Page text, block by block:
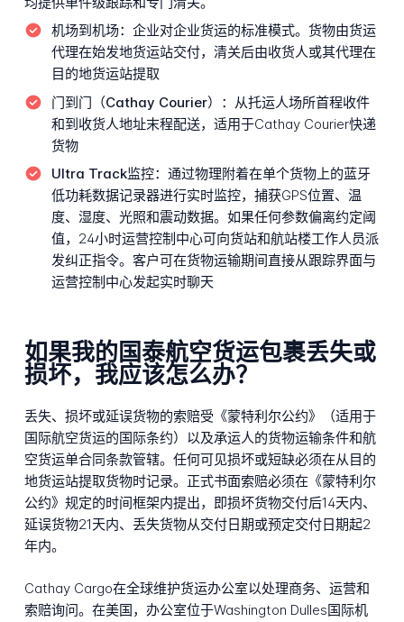
机场到机场： 企业对企业货运的标准模式。货物由货运
代理在始发地货运站交付，清关后由收货人或其代理在
目的地货运站提取
门到门（Cathay Courier）： 从托运人场所首程收件
和到收货人地址末程配送，适用于Cathay Courier快递
货物
Ultra Track监控： 通过物理附着在单个货物上的蓝牙
低功耗数据记录器进行实时监控，捕获GPS位置、温
度、湿度、光照和震动数据。如果任何参数偏离约定阈
值，24小时运营控制中心可向货站和航站楼工作人员派
发纠正指令。客户可在货物运输期间直接从跟踪界面与
运营控制中心发起实时聊天
如果我的国泰航空货运包裹丢失或
损坏，我应该怎么办？
丢失、损坏或延误货物的索赔受《蒙特利尔公约》（适用于
国际航空货运的国际条约）以及承运人的货物运输条件和航
空货运单合同条款管辖。任何可见损坏或短缺必须在从目的
地货运站提取货物时记录。正式书面索赔必须在《蒙特利尔
公约》规定的时间框架内提出，即损坏货物交付后14天内、
延误货物21天内、丢失货物从交付日期或预定交付日期起2
年内。
Cathay Cargo在全球维护货运办公室以处理商务、运营和
索赔询问。在美国，办公室位于Washington Dulles国际机